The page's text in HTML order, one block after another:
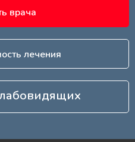
врача
лечения